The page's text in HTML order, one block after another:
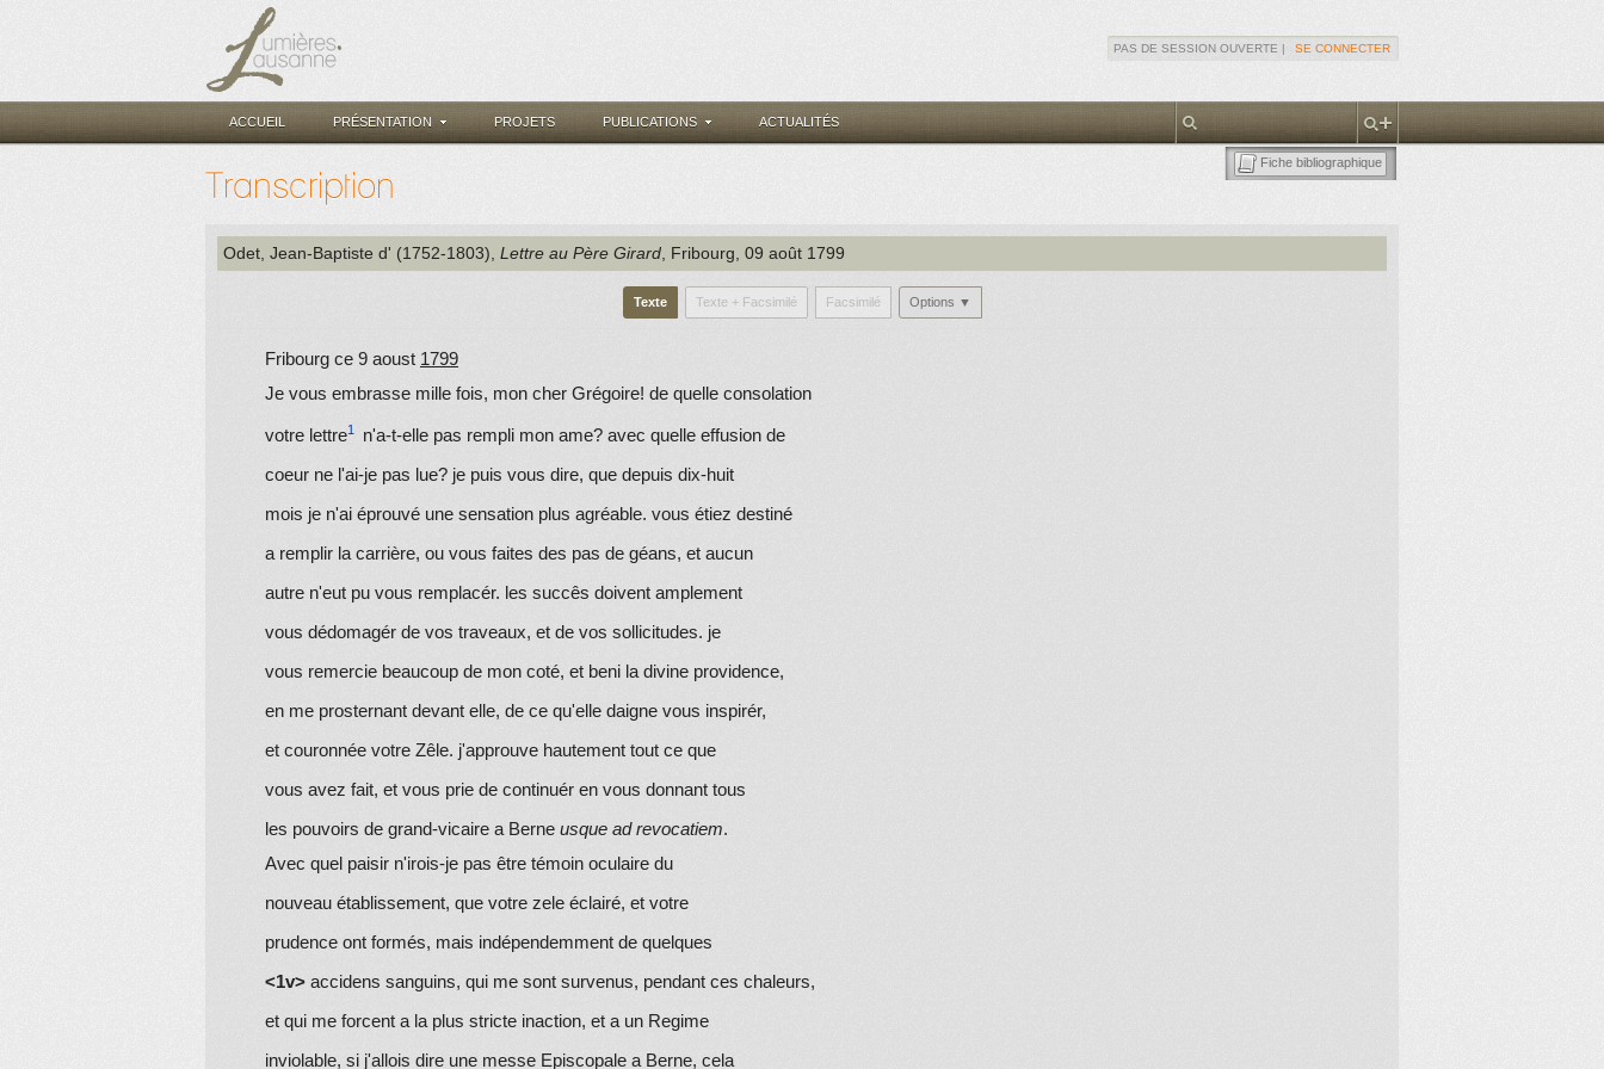
PAS DE SESSION OUVERTE | SE CONNECTER
ACCUEIL PRÉSENTATION PROJETS PUBLICATIONS ACTUALITÉS
Fiche bibliographique
Transcription
Odet, Jean-Baptiste d' (1752-1803) Lettre au Père Girard , Fribourg , 09 août 1799
Texte Texte + Facsimilé Facsimilé Options ▼
Fribourg ce 9 aoust 1799
Je vous embrasse mille fois, mon cher Grégoire! de quelle consolation
votre lettre n'a-t-elle pas rempli mon ame? avec quelle effusion de
coeur ne l'ai-je pas lue? je puis vous dire, que depuis dix-huit
mois je n'ai éprouvé une sensation plus agréable. vous étiez destiné
a remplir la carrière, ou vous faites des pas de géans, et aucun
autre n'eut pu vous remplacér. les succês doivent amplement
vous dédomagér de vos traveaux, et de vos sollicitudes. je
vous remercie beaucoup de mon coté, et beni la divine providence,
en me prosternant devant elle, de ce qu'elle daigne vous inspirér,
et couronnée votre Zêle. j'approuve hautement tout ce que
vous avez fait, et vous prie de continuér en vous donnant tous
les pouvoirs de grand-vicaire a Berne usque ad revocatiem.
Avec quel paisir n'irois-je pas être témoin oculaire du
nouveau établissement, que votre zele éclairé, et votre
prudence ont formés, mais indépendemment de quelques
<1v> accidens sanguins, qui me sont survenus, pendant ces chaleurs,
et qui me forcent a la plus stricte inaction, et a un Regime
inviolable, si j'allois dire une messe Episcopale a Berne, cela